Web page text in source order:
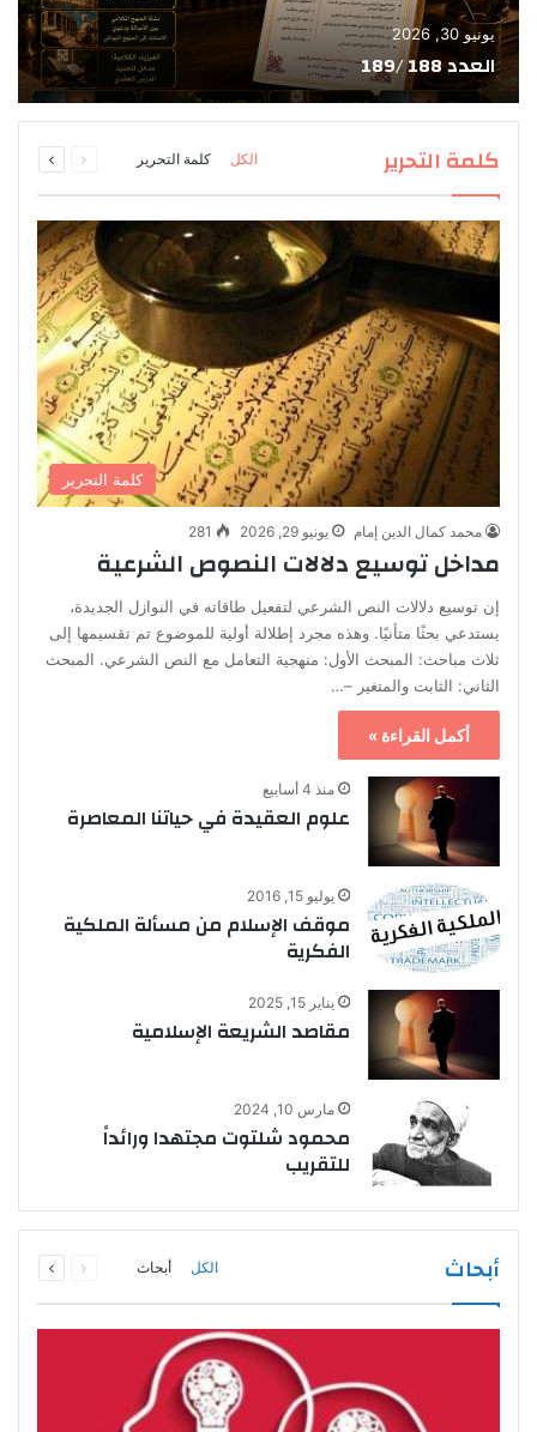
يونيو 30, 2026
العدد 188 /189
كلمة التحرير الكل كلمة التحرير
الصفحة
كلمة التحرير
محمد كمال الدين إمام يونيو 29, 2026 281
مداخل توسيع دلالات النصوص الشرعية
إن توسيع دلالات النص الشرعي لتفعيل طاقاته في النوازل الجديدة،
يستدعي بحثًا متأنيًا. وهذه مجرد إطلالة أولية للموضوع تم تقسيمها إلى
ثلاث مباحث: المبحث الأول: منهجية التعامل مع النص الشرعي. المبحث
الثاني: الثابت والمتغير –…
أكمل القراءة »
منذ 4 أسابيع
علوم العقيدة في حياتنا المعاصرة
يوليو 15, 2016
موقف الإسلام من مسألة الملكية
الفكرية
يناير 15, 2025
مقاصد الشريعة الإسلامية
مارس 10, 2024
محمود شلتوت مجتهدا ورائداً
للتقريب
أبحاث الكل أبحاث
الصفحة